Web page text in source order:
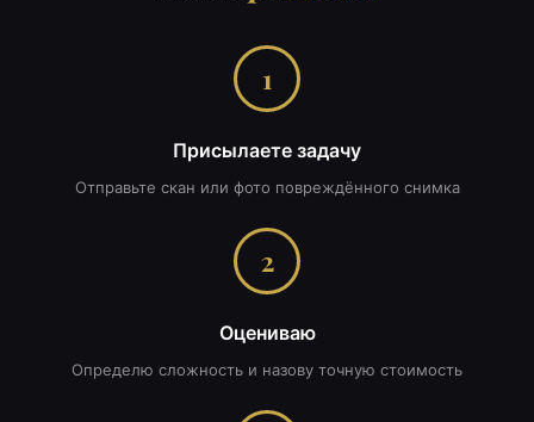
1
Присылаете задачу
Отправьте скан или фото повреждённого снимка
2
Оцениваю
Определю сложность и назову точную стоимость